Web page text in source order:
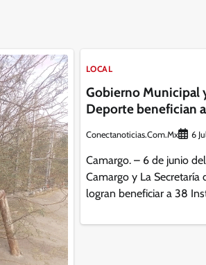
LOCAL
Gobierno Municipal
Deporte benefician
Conectanoticias.com.mx 6
Camargo. – 6 de junio
Camargo y La
logran beneficiar a 38